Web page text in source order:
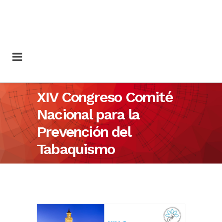
XIV Congreso Comité
Nacional para la
Prevención del
Tabaquismo